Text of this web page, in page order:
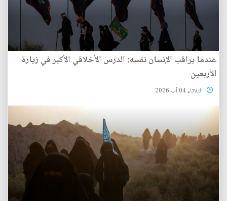
عندما يراقب الإنسان نفسه: الدرس الأخلاقي الأكبر في زيارة
الأربعين
الثلاثاء 04 آب 2026